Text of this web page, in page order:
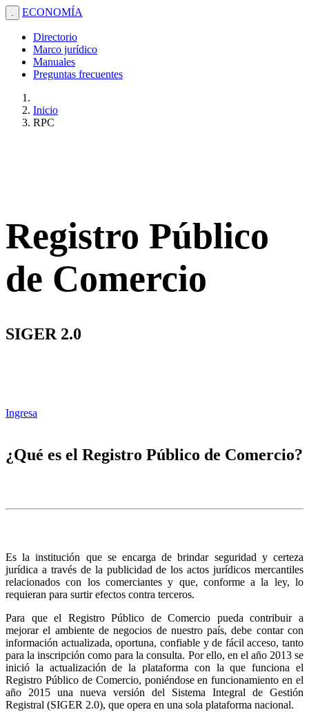
. ECONOMÍA
Directorio
Marco jurídico
Manuales
Preguntas frecuentes
Inicio
RPC
Registro Público
de Comercio
SIGER 2.0
Ingresa
¿Qué es el Registro Público de Comercio?
Es la institución que se encarga de brindar seguridad y certeza
jurídica a través de la publicidad de los actos jurídicos mercantiles
relacionados con los comerciantes y que, conforme a la ley, lo
requieran para surtir efectos contra terceros.
Para que el Registro Público de Comercio pueda contribuir a
mejorar el ambiente de negocios de nuestro país, debe contar con
información actualizada, oportuna, confiable y de fácil acceso, tanto
para la inscripción como para la consulta. Por ello, en el año 2013 se
inició la actualización de la plataforma con la que funciona el
Registro Público de Comercio, poniéndose en funcionamiento en el
año 2015 una nueva versión del Sistema Integral de Gestión
Registral (SIGER 2.0), que opera en una sola plataforma nacional.